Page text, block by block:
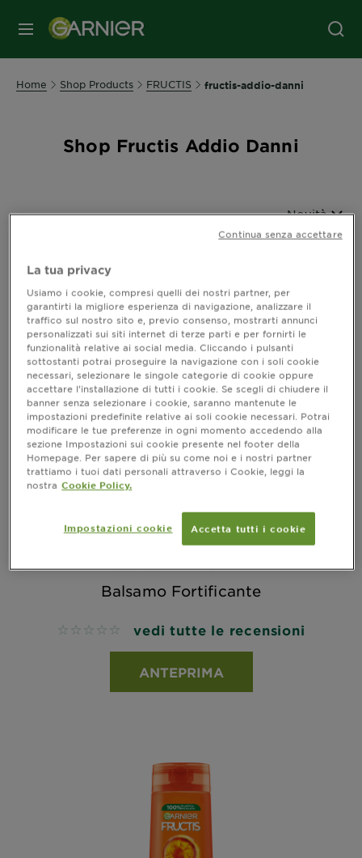
MENU
Home Shop Products FRUCTIS fructis-addio-danni
Shop Fructis Addio Danni
Ordina per
Novità
Mostra (2) risultato / i
FRUCTIS - ADDIO DANNI
Balsamo Fortificante
No reviews vedi tutte le recensioni
ANTEPRIMA
La tua privacy
Usiamo i cookie, compresi quelli dei nostri partner, per
garantirti la migliore esperienza di navigazione, analizzare il
traffico sul nostro sito e, previo consenso, mostrarti annunci
personalizzati sui siti internet di terze parti e per fornirti le
funzionalità relative ai social media. Cliccando i pulsanti
sottostanti potrai proseguire la navigazione con i soli cookie
necessari, selezionare le singole categorie di cookie oppure
accettare l’installazione di tutti i cookie. Se scegli di chiudere il
banner senza selezionare i cookie, saranno mantenute le
impostazioni predefinite relative ai soli cookie necessari. Potrai
modificare le tue preferenze in ogni momento accedendo alla
sezione Impostazioni sui cookie presente nel footer della
Homepage. Per sapere di più su come noi e i nostri partner
trattiamo i tuoi dati personali attraverso i Cookie, leggi la
nostra Cookie Policy.
Impostazioni cookie Accetta tutti i cookie
Continua senza accettare